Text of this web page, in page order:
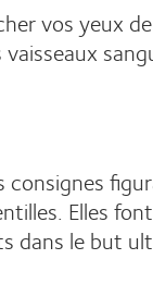
vos yeux
consignes
Elles
dans le but